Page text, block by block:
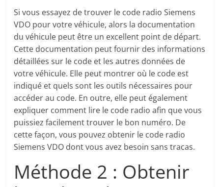
Si vous essayez de trouver le code radio Siemens
VDO pour votre véhicule, alors la documentation
du véhicule peut être un excellent point de départ.
Cette documentation peut fournir des informations
détaillées sur le code et les autres données de
votre véhicule. Elle peut montrer où le code est
indiqué et quels sont les outils nécessaires pour
accéder au code. En outre, elle peut également
expliquer comment lire le code radio afin que vous
puissiez facilement trouver le bon numéro. De
cette façon, vous pouvez obtenir le code radio
Siemens VDO dont vous avez besoin sans tracas.
Méthode 2 : Obtenir